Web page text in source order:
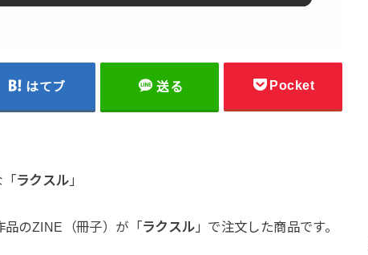
はてブ 送る Pocket
ラクスル」
品のZINE（冊子）が「ラクスル」で注文した商品です。